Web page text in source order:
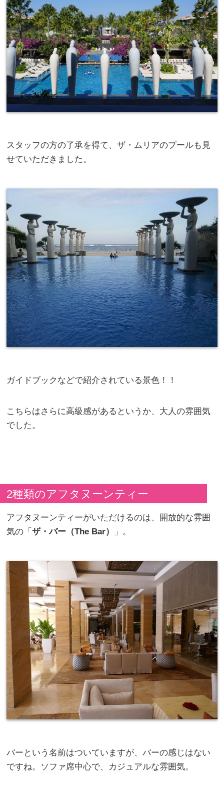
スタッフの方の了承を得て、ザ・ムリアのプールも見
せていただきました。
ガイドブックなどで紹介されている景色！！
こちらはさらに高級感があるというか、大人の雰囲気
でした。
2種類のアフタヌーンティー
アフタヌーンティーがいただけるのは、開放的な雰囲
気の「ザ・バー（The Bar） 」。
バーという名前はついていますが、バーの感じはない
ですね。ソファ席中心で、カジュアルな雰囲気。